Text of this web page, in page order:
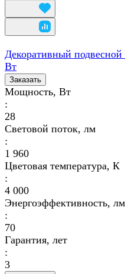
Декоративный подвесной
Вт
Заказать
Мощность, Вт
:
28
Световой поток, лм
:
1 960
Цветовая температура, К
:
4 000
Энергоэффективность,
:
70
Гарантия, лет
:
3